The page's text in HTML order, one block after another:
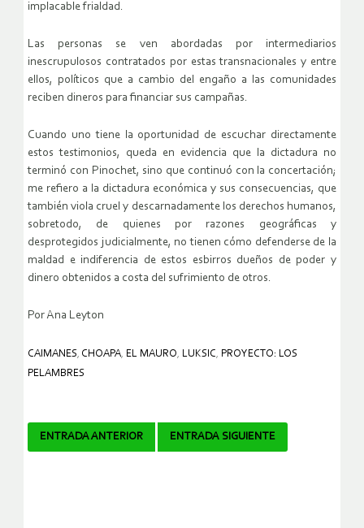
implacable frialdad.
Las personas se ven abordadas por intermediarios
inescrupulosos contratados por estas transnacionales y entre
ellos, políticos que a cambio del engaño a las comunidades
reciben dineros para financiar sus campañas.
Cuando uno tiene la oportunidad de escuchar directamente
estos testimonios, queda en evidencia que la dictadura no
terminó con Pinochet, sino que continuó con la concertación;
me refiero a la dictadura económica y sus consecuencias, que
también viola cruel y descarnadamente los derechos humanos,
sobretodo, de quienes por razones geográficas y
desprotegidos judicialmente, no tienen cómo defenderse de la
maldad e indiferencia de estos esbirros dueños de poder y
dinero obtenidos a costa del sufrimiento de otros.
Por Ana Leyton
CAIMANES, CHOAPA, EL MAURO, LUKSIC, PROYECTO: LOS
PELAMBRES
Navegador
ENTRADA ANTERIOR ENTRADA SIGUIENTE